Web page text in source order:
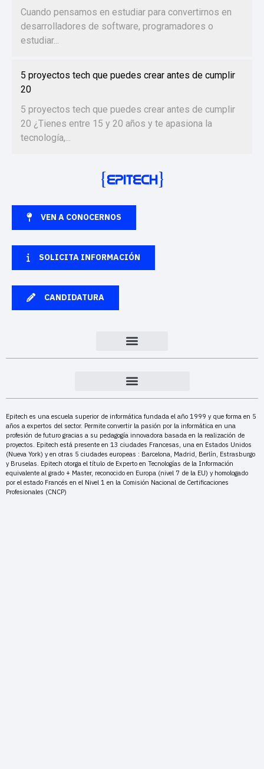
Cuando pensamos en estudiar para convertirnos en
desarrolladores de software, programadores o
estudiar...
5 proyectos tech que puedes crear antes de cumplir
20
5 proyectos tech que puedes crear antes de cumplir
20 ¿Tienes entre 15 y 20 años y te apasiona la
tecnología,...
VEN A CONOCERNOS
SOLICITA INFORMACIÓN
CANDIDATURA
Epitech es una escuela superior de informática fundada el año 1999 y que forma en 5
años a expertos del sector. Permite convertir la pasión por la informática en una
profesión de futuro gracias a su pedagogía innovadora basada en la realización de
proyectos. Epitech está presente en 13 ciudades Francesas, una en Estados Unidos
(Nueva York) y en otras 5 ciudades europeas : Barcelona, Madrid, Berlín, Estrasburgo
y Bruselas. Epitech otorga el título de Experto en Tecnologías de la Información
equivalente al grado + Master, reconocido en Europa (nivel 7 de la EU) y homologado
por el estado Francés en el Nivel 1 en la Comisión Nacional de Certificaciones
Profesionales (CNCP)